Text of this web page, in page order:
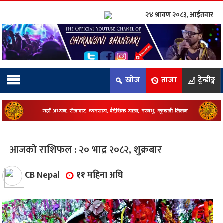
टिम:
२४ श्रावण २०८३, आईतवार
खोज ताजा ट्रेन्डीङ्ग
आजको राशिफल : २० भाद्र २०८२, शुक्रबार
CB Nepal ११ महिना अघि